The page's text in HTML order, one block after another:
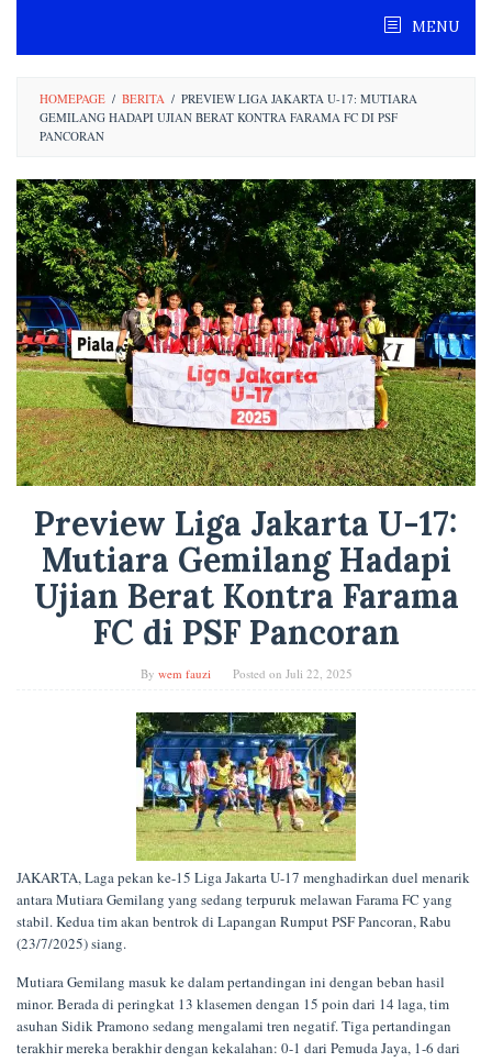
content
MENU
HOMEPAGE / BERITA / PREVIEW LIGA JAKARTA U-17: MUTIARA
GEMILANG HADAPI UJIAN BERAT KONTRA FARAMA FC DI PSF
PANCORAN
Preview Liga Jakarta U-17:
Mutiara Gemilang Hadapi
Ujian Berat Kontra Farama
FC di PSF Pancoran
By wem fauzi Posted on Juli 22, 2025
JAKARTA, Laga pekan ke-15 Liga Jakarta U-17 menghadirkan duel menarik
antara Mutiara Gemilang yang sedang terpuruk melawan Farama FC yang
stabil. Kedua tim akan bentrok di Lapangan Rumput PSF Pancoran, Rabu
(23/7/2025) siang.
Mutiara Gemilang masuk ke dalam pertandingan ini dengan beban hasil
minor. Berada di peringkat 13 klasemen dengan 15 poin dari 14 laga, tim
asuhan Sidik Pramono sedang mengalami tren negatif. Tiga pertandingan
terakhir mereka berakhir dengan kekalahan: 0-1 dari Pemuda Jaya, 1-6 dari